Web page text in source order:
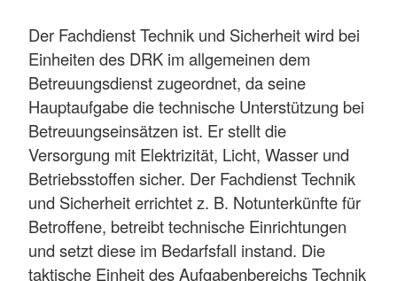
Der Fachdienst Technik und Sicherheit wird bei
Einheiten des DRK im allgemeinen dem
Betreuungsdienst zugeordnet, da seine
Hauptaufgabe die technische Unterstützung bei
Betreuungseinsätzen ist. Er stellt die
Versorgung mit Elektrizität, Licht, Wasser und
Betriebsstoffen sicher. Der Fachdienst Technik
und Sicherheit errichtet z. B. Notunterkünfte für
Betroffene, betreibt technische Einrichtungen
und setzt diese im Bedarfsfall instand. Die
taktische Einheit des Aufgabenbereichs Technik